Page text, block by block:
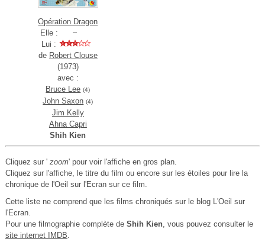
Opération Dragon
Elle :
Lui :
de Robert Clouse
(1973)
avec :
Bruce Lee (4)
John Saxon (4)
Jim Kelly
Ahna Capri
Shih Kien
Cliquez sur ' zoom' pour voir l'affiche en gros plan.
Cliquez sur l'affiche, le titre du film ou encore sur les étoiles pour lire la
chronique de l'Oeil sur l'Ecran sur ce film.
Cette liste ne comprend que les films chroniqués sur le blog L'Oeil sur
l'Ecran.
Pour une filmographie complète de Shih Kien, vous pouvez consulter le
site internet IMDB.